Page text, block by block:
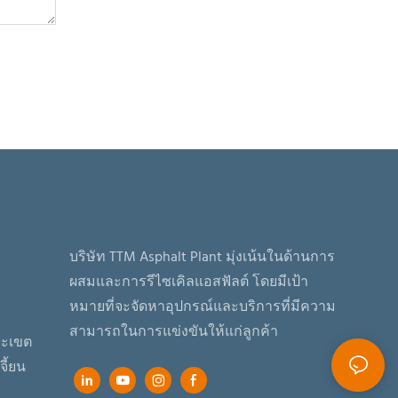
เขต
ยน
บริษัท TTM Asphalt Plant มุ่งเน้นในด้านการ
ผสมและการรีไซเคิลแอสฟัลต์ โดยมีเป้า
หมายที่จะจัดหาอุปกรณ์และบริการที่มีความ
สามารถในการแข่งขันให้แก่ลูกค้า